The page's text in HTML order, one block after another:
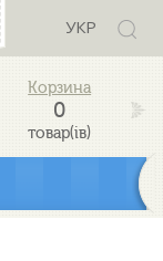
УКР
0
товар(ів)